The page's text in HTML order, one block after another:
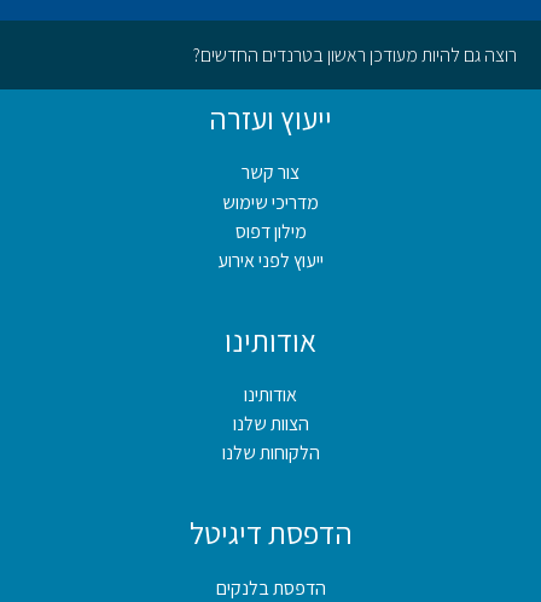
רוצה גם להיות מעודכן ראשון בטרנדים החדשים?
ייעוץ ועזרה
צור קשר
מדריכי שימוש
מילון דפוס
ייעוץ לפני אירוע
אודותינו
אודותינו
הצוות שלנו
הלקוחות שלנו
הדפסת דיגיטל
הדפסת בלנקים